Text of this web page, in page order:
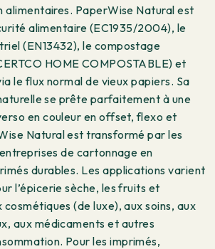
alimentaires. PaperWise Natural est
alimentaire (EC1935/2004), le
(EN13432), le compostage
HOME COMPOSTABLE) et
le flux normal de vieux papiers. Sa
se prête parfaitement à une
en couleur en offset, flexo et
Natural est transformé par les
de cartonnage en
durables. Les applications varient
l’épicerie sèche, les fruits et
cosmétiques (de luxe), aux soins, aux
aux médicaments et autres
Pour les imprimés,